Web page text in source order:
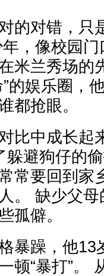
的对错，只
，像校园门
米兰秀场的
的娱乐圈，
都抢眼。
比中成长起
避狗仔的
常要回到家
。 缺少父
孤僻。
暴躁，他13
顿“暴打”。